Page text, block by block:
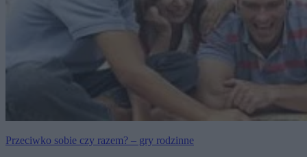
Przeciwko sobie czy razem? – gry rodzinne